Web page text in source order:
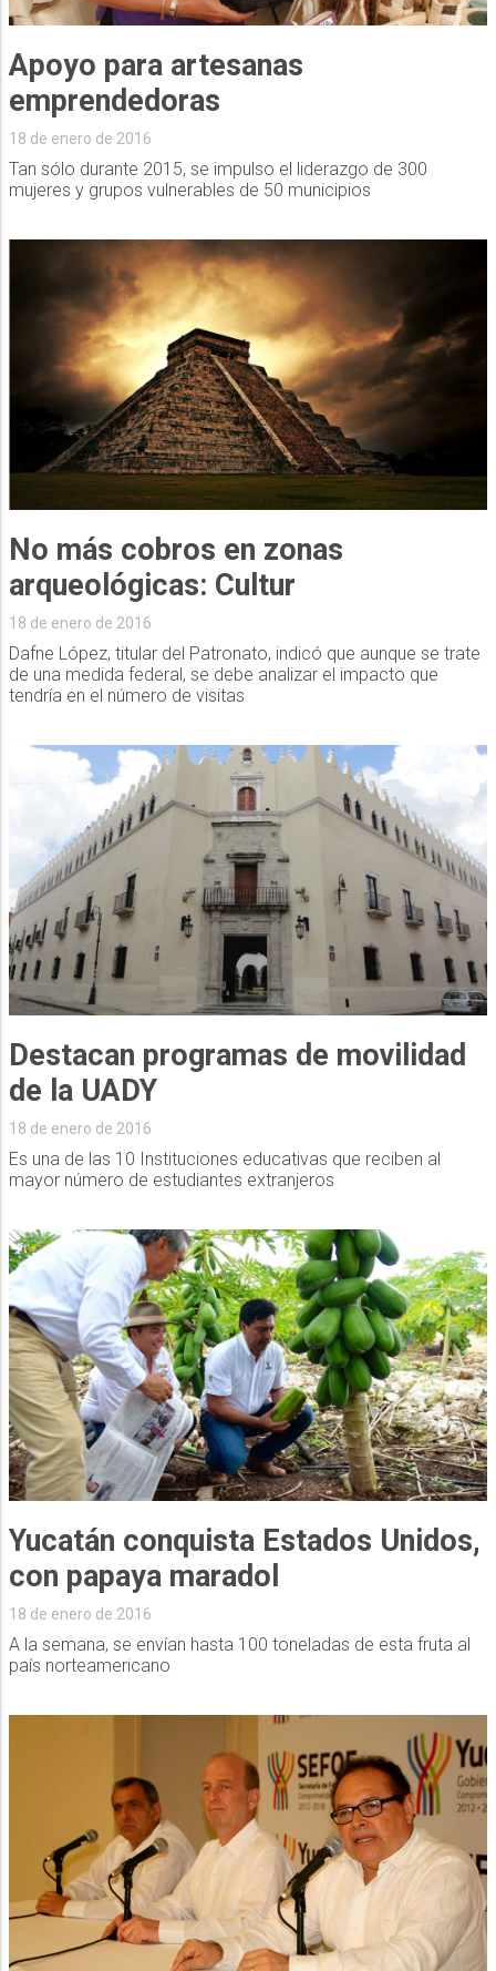
Apoyo para artesanas
emprendedoras
18 de enero de 2016
Tan sólo durante 2015, se impulso el liderazgo de 300
mujeres y grupos vulnerables de 50 municipios
No más cobros en zonas
arqueológicas: Cultur
18 de enero de 2016
Dafne López, titular del Patronato, indicó que aunque se trate
de una medida federal, se debe analizar el impacto que
tendría en el número de visitas
Destacan programas de movilidad
de la UADY
18 de enero de 2016
Es una de las 10 Instituciones educativas que reciben al
mayor número de estudiantes extranjeros
Yucatán conquista Estados Unidos,
con papaya maradol
18 de enero de 2016
A la semana, se envían hasta 100 toneladas de esta fruta al
país norteamericano